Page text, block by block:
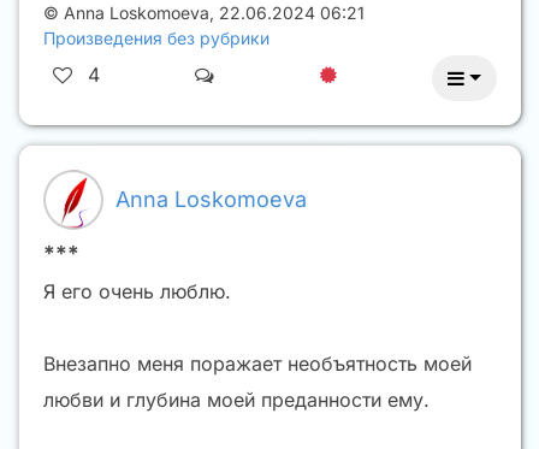
© Anna Loskomoeva, 22.06.2024 06:21
Произведения без рубрики
4
Anna Loskomoeva
***
Я его очень люблю.
Внезапно меня поражает необъятность моей
любви и глубина моей преданности ему.